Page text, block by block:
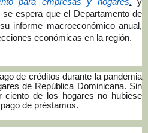
para empresas y hogares. y
espera que el Departamento de
informe macroeconómico anual,
económicas en la región.
de créditos durante la pandemia
de República Dominicana. Sin
ciento de los hogares no hubiese
de préstamos.